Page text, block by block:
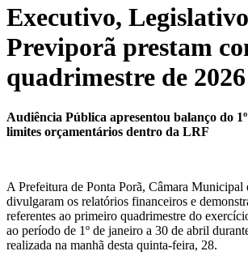
Executivo,
Previporã prestam
quadrimestre de 2026
Audiência Pública apresentou balanço do
limites orçamentários dentro da LRF
A Prefeitura de Ponta Porã, Câmara Municipal
divulgaram os relatórios financeiros e
referentes ao primeiro quadrimestre do
ao período de 1º de janeiro a 30 de abril
realizada na manhã desta quinta-feira, 28.